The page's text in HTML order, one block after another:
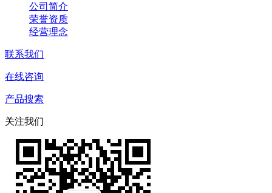
公司简介
荣誉资质
经营理念
联系我们
在线咨询
产品搜索
关注我们